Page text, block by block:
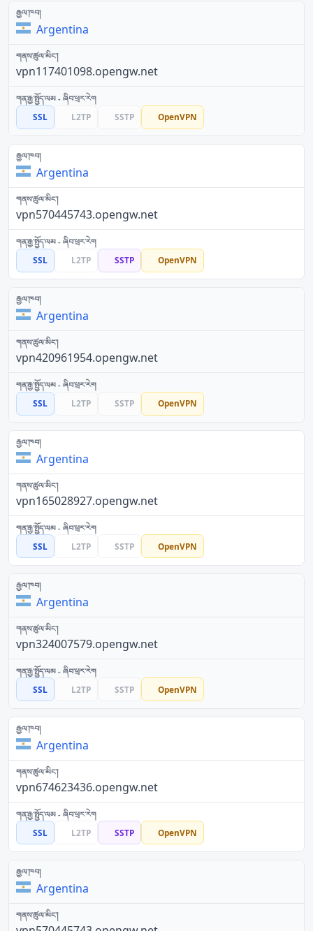
Argentina
vpn117401098.opengw.net
SSL L2TP SSTP OpenVPN
Argentina
vpn570445743.opengw.net
SSL L2TP SSTP OpenVPN
Argentina
vpn420961954.opengw.net
SSL L2TP SSTP OpenVPN
Argentina
vpn165028927.opengw.net
SSL L2TP SSTP OpenVPN
Argentina
vpn324007579.opengw.net
SSL L2TP SSTP OpenVPN
Argentina
vpn674623436.opengw.net
SSL L2TP SSTP OpenVPN
Argentina